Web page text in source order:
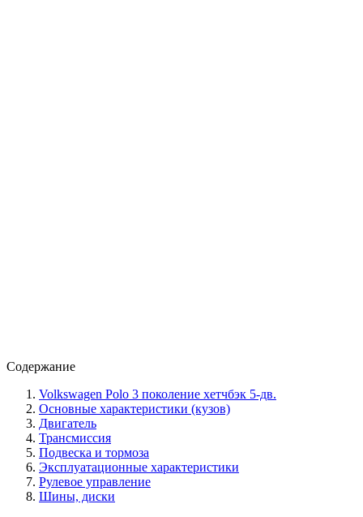
Содержание
Volkswagen Polo 3 поколение хетчбэк 5-дв.
Основные характеристики (кузов)
Двигатель
Трансмиссия
Подвеска и тормоза
Эксплуатационные характеристики
Рулевое управление
Шины, диски